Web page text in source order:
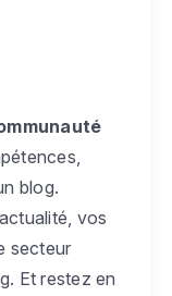
blog.
vos
secteur
Et restez en